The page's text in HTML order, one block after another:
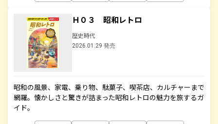
Ｈ０３ 昭和レトロ
歴史時代
2026.01.29 発売
昭和の風景、家電、乗り物、駄菓子、喫茶店、カルチャーまで
網羅。懐かしさと驚きが詰まった昭和レトロの魅力を旅するガ
イド。